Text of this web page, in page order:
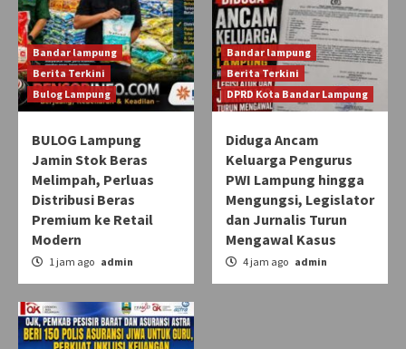
Bandar lampung
Berita Terkini
Bulog Lampung
BULOG Lampung
Jamin Stok Beras
Melimpah, Perluas
Distribusi Beras
Premium ke Retail
Modern
1 jam ago admin
Bandar lampung
Berita Terkini
DPRD Kota Bandar Lampung
Diduga Ancam
Keluarga Pengurus
PWI Lampung hingga
Mengungsi, Legislator
dan Jurnalis Turun
Mengawal Kasus
4 jam ago admin